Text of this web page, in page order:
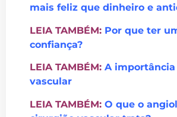
mais feliz que dinheiro e
LEIA TAMBÉM: Por que ter
confiança?
LEIA TAMBÉM: A
vascular
LEIA TAMBÉM: O que o